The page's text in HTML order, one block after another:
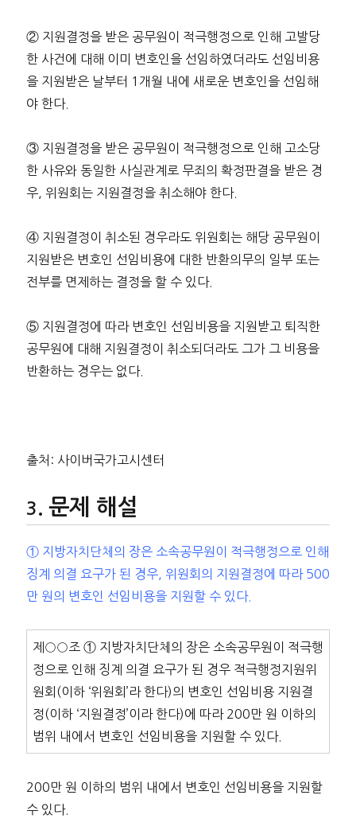
② 지원결정을 받은 공무원이 적극행정으로 인해 고발당
한 사건에 대해 이미 변호인을 선임하였더라도 선임비용
을 지원받은 날부터 1개월 내에 새로운 변호인을 선임해
야 한다.
③ 지원결정을 받은 공무원이 적극행정으로 인해 고소당
한 사유와 동일한 사실관계로 무죄의 확정판결을 받은 경
우, 위원회는 지원결정을 취소해야 한다.
④ 지원결정이 취소된 경우라도 위원회는 해당 공무원이
지원받은 변호인 선임비용에 대한 반환의무의 일부 또는
전부를 면제하는 결정을 할 수 있다.
⑤ 지원결정에 따라 변호인 선임비용을 지원받고 퇴직한
공무원에 대해 지원결정이 취소되더라도 그가 그 비용을
반환하는 경우는 없다.
출처: 사이버국가고시센터
문제 해설
① 지방자치단체의 장은 소속공무원이 적극행정으로 인해
징계 의결 요구가 된 경우, 위원회의 지원결정에 따라 500
만 원의 변호인 선임비용을 지원할 수 있다.
제○○조 ① 지방자치단체의 장은 소속공무원이 적극행
정으로 인해 징계 의결 요구가 된 경우 적극행정지원위
원회(이하 ‘위원회’라 한다)의 변호인 선임비용 지원결
정(이하 ‘지원결정’이라 한다)에 따라 200만 원 이하의
범위 내에서 변호인 선임비용을 지원할 수 있다.
200만 원 이하의 범위 내에서 변호인 선임비용을 지원할
수 있다.